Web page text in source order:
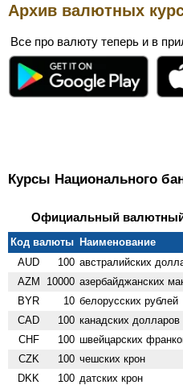
Архив валютных
Все про валюту теперь и в
Курсы Национального
Официальный валютный
Код валюты Наименование
AUD
100 австралийских
AZM 10000 азербайджанских
BYR 10 белорусских рублей
CAD 100 канадских долларов
CHF 100 швейцарских
CZK 100 чешских крон
DKK 100 датских крон